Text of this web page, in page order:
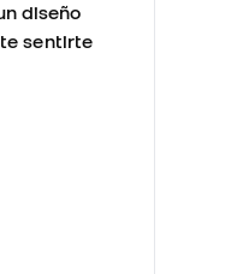
diseño
sentirte